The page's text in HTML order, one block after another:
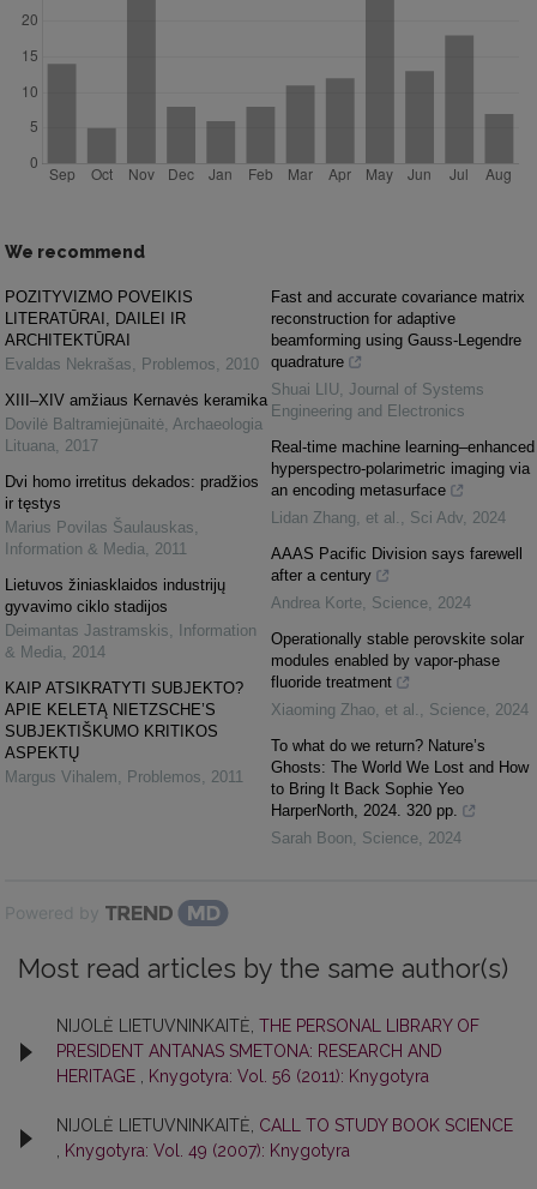
We recommend
POZITYVIZMO POVEIKIS
LITERATŪRAI, DAILEI IR
ARCHITEKTŪRAI
Evaldas Nekrašas, Problemos, 2010
XIII–XIV amžiaus Kernavės keramika
Dovilė Baltramiejūnaitė, Archaeologia
Lituana, 2017
Dvi homo irretitus dekados: pradžios
ir tęstys
Marius Povilas Šaulauskas,
Information & Media, 2011
Lietuvos žiniasklaidos industrijų
gyvavimo ciklo stadijos
Deimantas Jastramskis,
Information
& Media, 2014
KAIP ATSIKRATYTI SUBJEKTO?
APIE KELETĄ NIETZSCHE’S
SUBJEKTIŠKUMO KRITIKOS
ASPEKTŲ
Margus Vihalem, Problemos, 2011
Fast and accurate covariance matrix
reconstruction for adaptive
beamforming using Gauss-Legendre
quadrature
Shuai LIU, Journal of Systems
Engineering and Electronics
Real-time machine learning–enhanced
hyperspectro-polarimetric imaging via
an encoding metasurface
Lidan Zhang, et al. , Sci Adv, 2024
AAAS Pacific Division says farewell
after a century
Andrea Korte, Science, 2024
Operationally stable perovskite solar
modules enabled by vapor-phase
fluoride treatment
Xiaoming Zhao, et al. , Science, 2024
To what do we return? Nature’s
Ghosts: The World We Lost and How
to Bring It Back Sophie Yeo
HarperNorth, 2024. 320 pp.
Sarah Boon, Science, 2024
Powered by
Most read articles by the same author(s)
NIJOLĖ LIETUVNINKAITĖ, THE PERSONAL LIBRARY OF
PRESIDENT ANTANAS SMETONA: RESEARCH AND
HERITAGE
Knygotyra: Vol. 56 (2011): Knygotyra
NIJOLĖ LIETUVNINKAITĖ, CALL TO STUDY BOOK SCIENCE
Knygotyra: Vol. 49 (2007): Knygotyra